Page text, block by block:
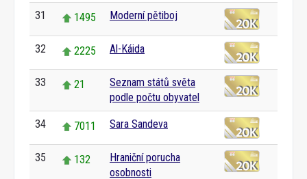
31 1495 Moderní pětiboj
32 2225 Al-Káida
33 21
Seznam států světa
podle počtu obyvatel
34 7011 Sara Sandeva
35 132
Hraniční porucha
osobnosti